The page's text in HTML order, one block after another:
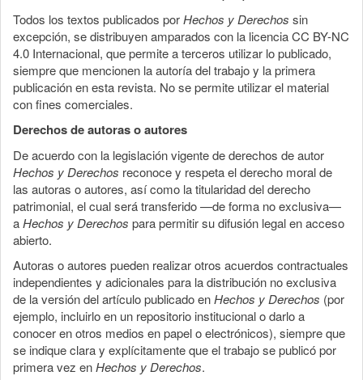
Todos los textos publicados porHechos y Derechos sin
excepción, se distribuyen amparados con la licencia CC BY-NC
4.0 Internacional, que permite a terceros utilizar lo publicado,
siempre que mencionen la autoría del trabajo y la primera
publicación en esta revista. No se permite utilizar el material
con fines comerciales.
Derechos de autoras o autores
De acuerdo con la legislación vigente de derechos de autor
Hechos y Derechos reconoce y respeta el derecho moral de
las autoras o autores, así como la titularidad del derecho
patrimonial, el cual será transferido —de forma no exclusiva—
aHechos y Derechos para permitir su difusión legal en acceso
abierto.
Autoras o autores pueden realizar otros acuerdos contractuales
independientes y adicionales para la distribución no exclusiva
de la versión del artículo publicado enHechos y Derechos (por
ejemplo, incluirlo en un repositorio institucional o darlo a
conocer en otros medios en papel o electrónicos), siempre que
se indique clara y explícitamente que el trabajo se publicó por
primera vez enHechos y Derechos.